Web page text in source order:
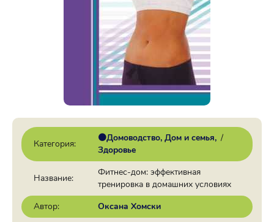
Категория:
🟠Домоводство, Дом и семья /
Здоровье
Название:
Фитнес-дом: эффективная
тренировка в домашних условиях
Автор:
Оксана Хомски